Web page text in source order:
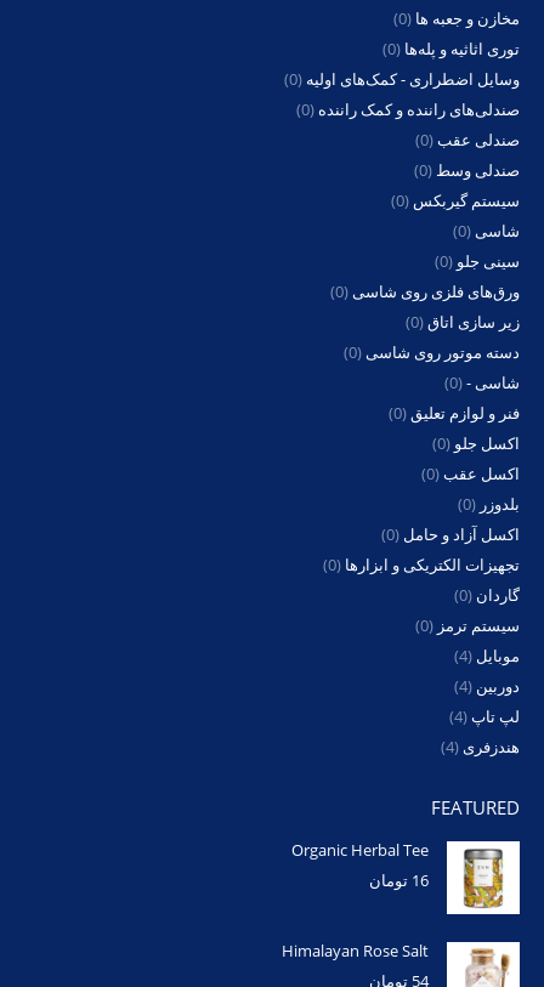
مخازن و جعبه ها (0)
توری اثاثیه و پله‌ها (0)
وسایل اضطراری - کمک‌های اولیه (0)
صندلی‌های راننده و کمک راننده (0)
صندلی عقب(0)
صندلی وسط (0)
سیستم گیربکس (0)
شاسی(0)
سینی جلو (0)
ورق‌های فلزی روی شاسی(0)
زیر سازی اتاق(0)
دسته موتور روی شاسی(0)
شاسی -(0)
فنر و لوازم تعلیق(0)
اکسل جلو (0)
اکسل عقب(0)
بلدوزر (0)
اکسل آزاد و حامل (0)
تجهیزات الکتریکی و ابزارها (0)
گاردان (0)
سیستم ترمز (0)
موبایل (4)
دوربین (4)
لپ تاپ(4)
هندزفری(4)
FEATURED
Organic Herbal Tee
16 تومان
Himalayan Rose Salt
54 تومان